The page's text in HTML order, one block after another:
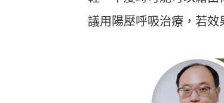
議用陽壓呼吸治療，若效